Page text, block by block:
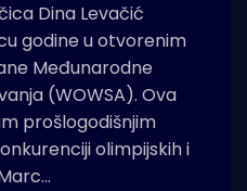
Dina Levačić
godine u otvorenim
Međunarodne
(WOWSA). Ova
prošlogodišnjim
olimpijskih i